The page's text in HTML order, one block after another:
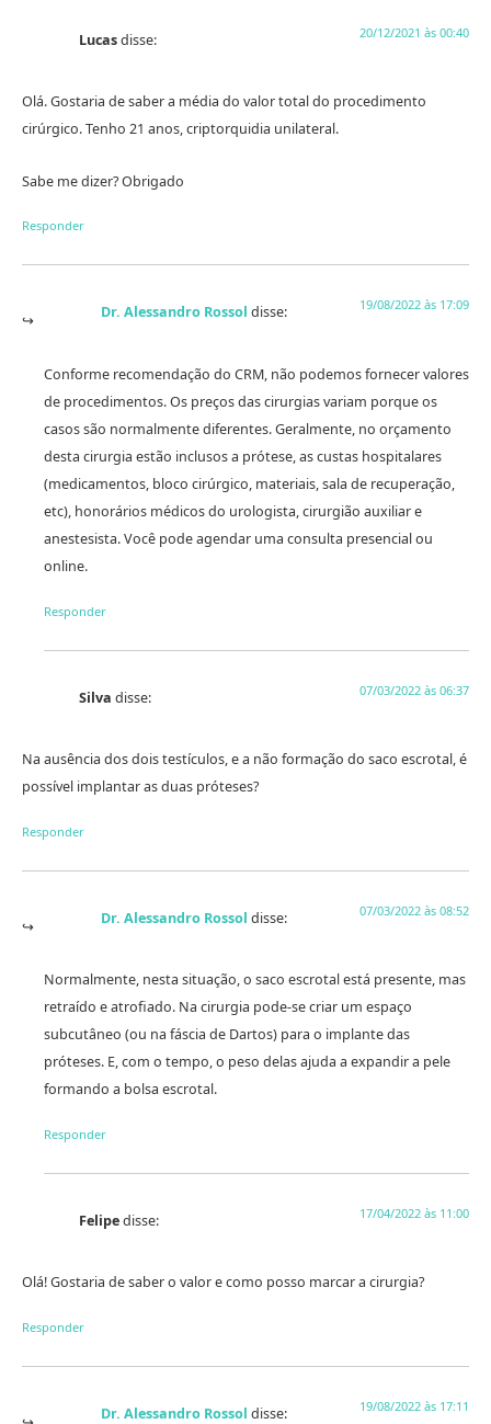
Lucasdisse: 20/12/2021 às 00:40
Olá. Gostaria de saber a média do valor total do procedimento
cirúrgico. Tenho 21 anos, criptorquidia unilateral.
Sabe me dizer? Obrigado
Responder
Dr. Alessandro Rossol disse: 19/08/2022 às 17:09
Conforme recomendação do CRM, não podemos fornecer valores
de procedimentos. Os preços das cirurgias variam porque os
casos são normalmente diferentes. Geralmente, no orçamento
desta cirurgia estão inclusos a prótese, as custas hospitalares
(medicamentos, bloco cirúrgico, materiais, sala de recuperação,
etc), honorários médicos do urologista, cirurgião auxiliar e
anestesista. Você pode agendar uma consulta presencial ou
online.
Responder
Silva disse: 07/03/2022 às 06:37
Na ausência dos dois testículos, e a não formação do saco escrotal, é
possível implantar as duas próteses?
Responder
Dr. Alessandro Rossol disse: 07/03/2022 às 08:52
Normalmente, nesta situação, o saco escrotal está presente, mas
retraído e atrofiado. Na cirurgia pode-se criar um espaço
subcutâneo (ou na fáscia de Dartos) para o implante das
próteses. E, com o tempo, o peso delas ajuda a expandir a pele
formando a bolsa escrotal.
Responder
Felipedisse: 17/04/2022 às 11:00
Olá! Gostaria de saber o valor e como posso marcar a cirurgia?
Responder
Dr. Alessandro Rossol disse: 19/08/2022 às 17:11